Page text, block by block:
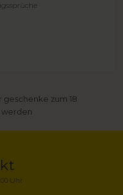
geschenke zum 18
Uhr